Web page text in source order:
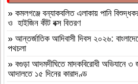
» কমলগঞ্জে বন্যাকবলিত এলাকায় পানি
ও হাইজিন কীট বক্স বিতরণ
» আন্তর্জাতিক আদিবাসী দিবস ২০২৬:
পথচলা
» বগুড়া আদমদীঘিতে মাদকবিরোধী অভিযানে
আদালতে ১৫ দিনের কারাদণ্ড